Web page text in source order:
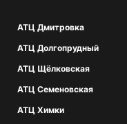
АТЦ Дмитровка
АТЦ Долгопрудный
АТЦ Щёлковская
АТЦ Семеновская
АТЦ Химки